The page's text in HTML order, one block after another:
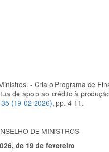
- Cria o Programa de
de apoio ao crédito à
(19-02-2026), pp. 4-11.
DE MINISTROS
de 19 de fevereiro